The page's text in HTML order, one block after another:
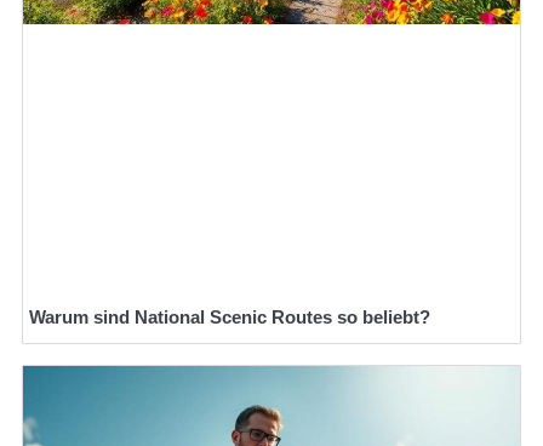
Warum sind National Scenic Routes so beliebt?